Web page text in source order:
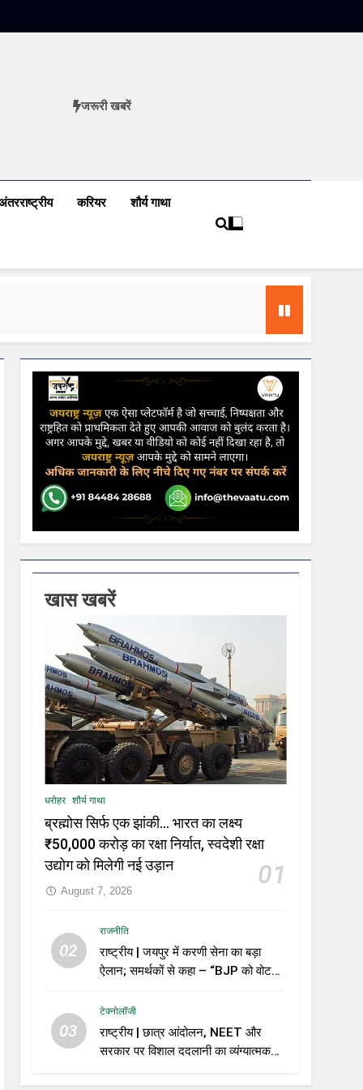
जरूरी खबरें
करियर शौर्य गाथा
की आशंका
कहा- कार्यक्रम से सरकार का कोई संबंध नहीं
वस्त्रों को मिलेगा बढ़ावा
खास खबरें
धरोहर शौर्य गाथा
ब्रह्मोस सिर्फ एक झांकी… भारत का लक्ष्य
₹50,000 करोड़ का रक्षा निर्यात, स्वदेशी रक्षा
उद्योग को मिलेगी नई उड़ान
01
August 7, 2026
02
राजनीति
राष्ट्रीय | जयपुर में करणी सेना का बड़ा
ऐलान; समर्थकों से कहा – “BJP को वोट
03
टेक्नोलॉजी
राष्ट्रीय | छात्र आंदोलन, NEET और
सरकार पर विशाल ददलानी का व्यंग्यात्मक